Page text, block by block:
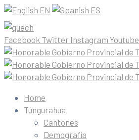
EN ES
Facebook Twitter Instagram Youtube
Home
Tungurahua
Cantones
Demografía